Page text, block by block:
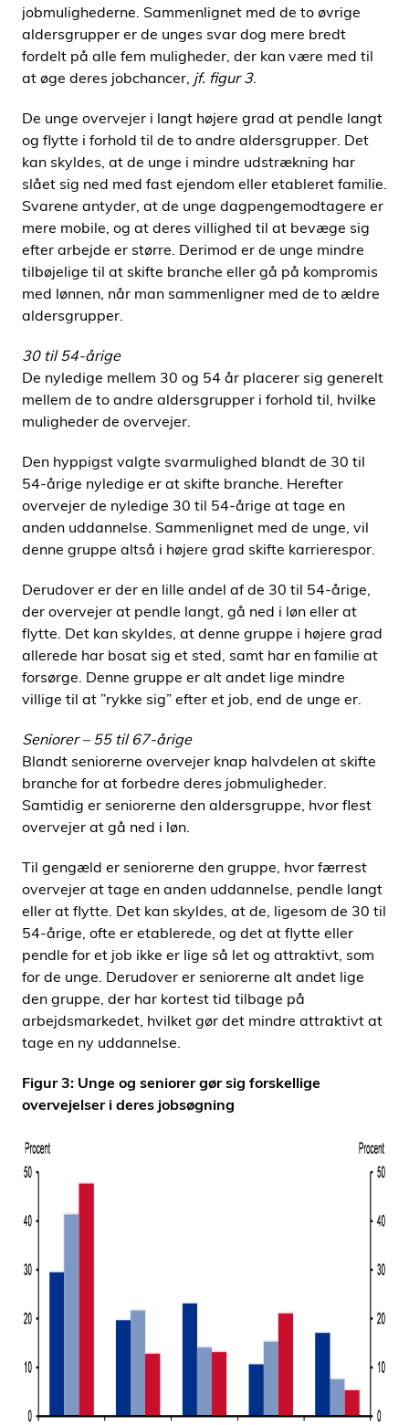
jobmulighederne. Sammenlignet med de to øvrige
aldersgrupper er de unges svar dog mere bredt
fordelt på alle fem muligheder, der kan være med til
at øge deres jobchancer, jf. figur 3.
De unge overvejer i langt højere grad at pendle langt
og flytte i forhold til de to andre aldersgrupper. Det
kan skyldes, at de unge i mindre udstrækning har
slået sig ned med fast ejendom eller etableret familie.
Svarene antyder, at de unge dagpengemodtagere er
mere mobile, og at deres villighed til at bevæge sig
efter arbejde er større. Derimod er de unge mindre
tilbøjelige til at skifte branche eller gå på kompromis
med lønnen, når man sammenligner med de to ældre
aldersgrupper.
30 til 54-årige
De nyledige mellem 30 og 54 år placerer sig generelt
mellem de to andre aldersgrupper i forhold til, hvilke
muligheder de overvejer.
Den hyppigst valgte svarmulighed blandt de 30 til
54-årige nyledige er at skifte branche. Herefter
overvejer de nyledige 30 til 54-årige at tage en
anden uddannelse. Sammenlignet med de unge, vil
denne gruppe altså i højere grad skifte karrierespor.
Derudover er der en lille andel af de 30 til 54-årige,
der overvejer at pendle langt, gå ned i løn eller at
flytte. Det kan skyldes, at denne gruppe i højere grad
allerede har bosat sig et sted, samt har en familie at
forsørge. Denne gruppe er alt andet lige mindre
villige til at ”rykke sig” efter et job, end de unge er.
Seniorer – 55 til 67-årige
Blandt seniorerne overvejer knap halvdelen at skifte
branche for at forbedre deres jobmuligheder.
Samtidig er seniorerne den aldersgruppe, hvor flest
overvejer at gå ned i løn.
Til gengæld er seniorerne den gruppe, hvor færrest
overvejer at tage en anden uddannelse, pendle langt
eller at flytte. Det kan skyldes, at de, ligesom de 30 til
54-årige, ofte er etablerede, og det at flytte eller
pendle for et job ikke er lige så let og attraktivt, som
for de unge. Derudover er seniorerne alt andet lige
den gruppe, der har kortest tid tilbage på
arbejdsmarkedet, hvilket gør det mindre attraktivt at
tage en ny uddannelse.
Figur 3: Unge og seniorer gør sig forskellige
overvejelser i deres jobsøgning